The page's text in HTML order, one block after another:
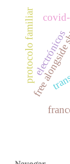
freeelectrónicos
protocolo familiar